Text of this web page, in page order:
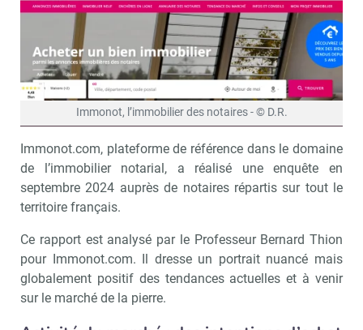
Immonot, l’immobilier des notaires - © D.R.
Immonot.com, plateforme de référence dans le domaine
de l’immobilier notarial, a réalisé une enquête en
septembre 2024 auprès de notaires répartis sur tout le
territoire français.
Ce rapport est analysé par le Professeur Bernard Thion
pour Immonot.com. Il dresse un portrait nuancé mais
globalement positif des tendances actuelles et à venir
sur le marché de la pierre.